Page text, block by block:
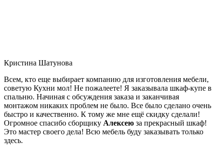
Кристина Шатунова
Всем, кто еще выбирает компанию для изготовления мебели,
советую Кухни мол! Не пожалеете! Я заказывала шкаф-купе в
спальню. Начиная с обсуждения заказа и заканчивая
монтажом никаких проблем не было. Все было сделано очень
быстро и качественно. К тому же мне ещё скидку сделали!
Огромное спасибо сборщику Алексею за прекрасный шкаф!
Это мастер своего дела! Всю мебель буду заказывать только
здесь.